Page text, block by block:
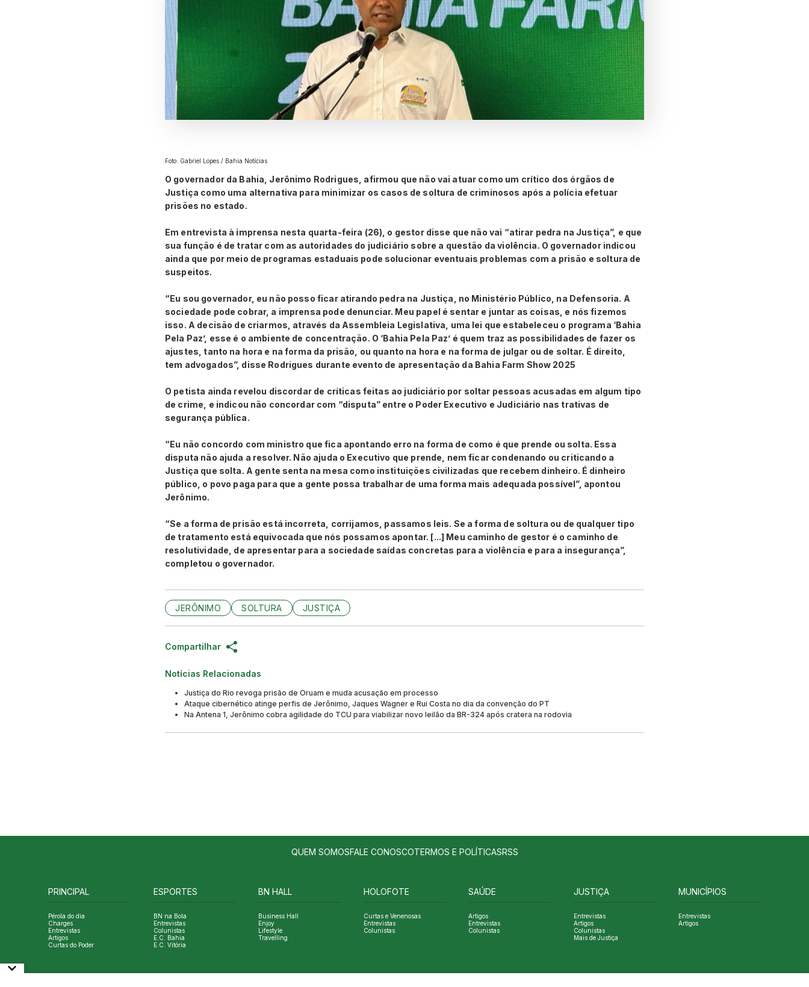
Foto: Gabriel Lopes / Bahia Notícias
O governador da Bahia, Jerônimo Rodrigues, afirmou que não vai atuar como um crítico dos órgãos de
Justiça como uma alternativa para minimizar os casos de soltura de criminosos após a polícia efetuar
prisões no estado.
Em entrevista à imprensa nesta quarta-feira (26), o gestor disse que não vai “atirar pedra na Justiça”, e que
sua função é de tratar com as autoridades do judiciário sobre a questão da violência. O governador indicou
ainda que por meio de programas estaduais pode solucionar eventuais problemas com a prisão e soltura de
suspeitos.
“Eu sou governador, eu não posso ficar atirando pedra na Justiça, no Ministério Público, na Defensoria. A
sociedade pode cobrar, a imprensa pode denunciar. Meu papel é sentar e juntar as coisas, e nós fizemos
isso. A decisão de criarmos, através da Assembleia Legislativa, uma lei que estabeleceu o programa ‘Bahia
Pela Paz’, esse é o ambiente de concentração. O ‘Bahia Pela Paz’ é quem traz as possibilidades de fazer os
ajustes, tanto na hora e na forma da prisão, ou quanto na hora e na forma de julgar ou de soltar. É direito,
tem advogados”, disse Rodrigues durante evento de apresentação da Bahia Farm Show 2025
O petista ainda revelou discordar de críticas feitas ao judiciário por soltar pessoas acusadas em algum tipo
de crime, e indicou não concordar com “disputa” entre o Poder Executivo e Judiciário nas trativas de
segurança pública.
“Eu não concordo com ministro que fica apontando erro na forma de como é que prende ou solta. Essa
disputa não ajuda a resolver. Não ajuda o Executivo que prende, nem ficar condenando ou criticando a
Justiça que solta. A gente senta na mesa como instituições civilizadas que recebem dinheiro. É dinheiro
público, o povo paga para que a gente possa trabalhar de uma forma mais adequada possível”, apontou
Jerônimo.
“Se a forma de prisão está incorreta, corrijamos, passamos leis. Se a forma de soltura ou de qualquer tipo
de tratamento está equivocada que nós possamos apontar. [...] Meu caminho de gestor é o caminho de
resolutividade, de apresentar para a sociedade saídas concretas para a violência e para a insegurança”,
completou o governador.
JERÔNIMO SOLTURA JUSTIÇA
Compartilhar
Notícias Relacionadas
Justiça do Rio revoga prisão de Oruam e muda acusação em processo
Ataque cibernético atinge perfis de Jerônimo, Jaques Wagner e Rui Costa no dia da convenção do PT
Na Antena 1, Jerônimo cobra agilidade do TCU para viabilizar novo leilão da BR-324 após cratera na rodovia
QUEM SOMOSFALE CONOSCOTERMOS E POLÍTICASRSS
PRINCIPAL
Pérola do dia
Charges
Entrevistas
Artigos
Curtas do Poder
ESPORTES
BN na Bola
Entrevistas
Colunistas
E.C. Bahia
E.C. Vitória
BN HALL
Business Hall
Enjoy
Lifestyle
Travelling
HOLOFOTE
Curtas e Venenosas
Entrevistas
Colunistas
SAÚDE
Artigos
Entrevistas
Colunistas
JUSTIÇA
Entrevistas
Artigos
Colunistas
Mais de Justiça
MUNICÍPIOS
Entrevistas
Artigos